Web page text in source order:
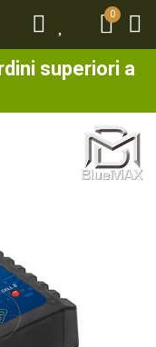
0
superiori a
0